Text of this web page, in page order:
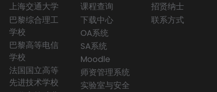
上海交通大学
巴黎综合理工
学校
巴黎高等电信
学校
法国国立高等
先进技术学校
课程查询
下载中心
OA系统
SA系统
Moodle
师资管理系统
实验室与安全
招贤纳士
联系方式